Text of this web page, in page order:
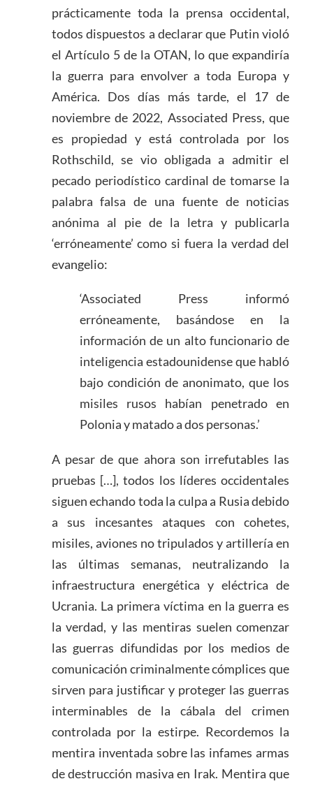
prácticamente toda la prensa occidental,
todos dispuestos a declarar que Putin violó
el Artículo 5 de la OTAN, lo que expandiría
la guerra para envolver a toda Europa y
América. Dos días más tarde, el 17 de
noviembre de 2022, Associated Press, que
es propiedad y está controlada por los
Rothschild, se vio obligada a admitir el
pecado periodístico cardinal de tomarse la
palabra falsa de una fuente de noticias
anónima al pie de la letra y publicarla
‘erróneamente’ como si fuera la verdad del
evangelio:
‘Associated Press informó
erróneamente, basándose en la
información de un alto funcionario de
inteligencia estadounidense que habló
bajo condición de anonimato, que los
misiles rusos habían penetrado en
Polonia y matado a dos personas.’
A pesar de que ahora son irrefutables las
pruebas […], todos los líderes occidentales
siguen echando toda la culpa a Rusia debido
a sus incesantes ataques con cohetes,
misiles, aviones no tripulados y artillería en
las últimas semanas, neutralizando la
infraestructura energética y eléctrica de
Ucrania. La primera víctima en la guerra es
la verdad, y las mentiras suelen comenzar
las guerras difundidas por los medios de
comunicación criminalmente cómplices que
sirven para justificar y proteger las guerras
interminables de la cábala del crimen
controlada por la estirpe. Recordemos la
mentira inventada sobre las infames armas
de destrucción masiva en Irak. Mentira que